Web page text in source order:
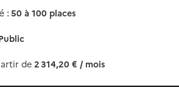
:50 à 100 places
de 2 314,20 € / mois